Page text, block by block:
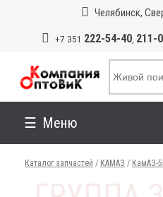
Челябинск,
+7 351 222-54-40, 211-
Меню
Каталог запчастей / КАМАЗ / КамАЗ-